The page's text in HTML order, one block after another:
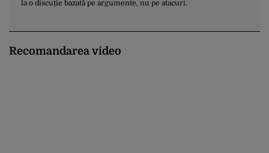
la o discuție bazată pe argumente, nu pe atacuri.
Recomandarea video